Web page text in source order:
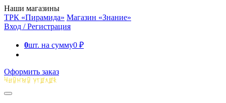
Наши магазины
ТРК «Пирамида» Магазин «Знание»
Вход / Регистрация
0шт. на сумму0 ₽
Оформить заказ